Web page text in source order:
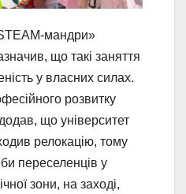
мандри»
що такі заняття
у власних силах.
розвитку
що університет
релокацію, тому
переселенців у
зони, на заході,